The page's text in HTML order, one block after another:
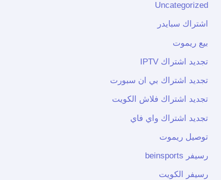
Uncategorized
اشتراك سبايدر
بيع ريموت
تجديد اشتراك IPTV
تجديد اشتراك بي ان سبورت
تجديد اشتراك فلاش الكويت
تجديد اشتراك واي فاي
توصيل ريموت
رسيفر beinsports
رسيفر الكويت